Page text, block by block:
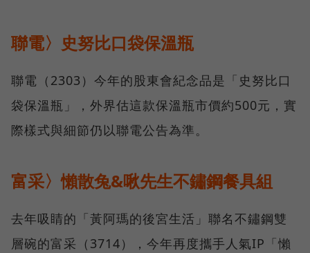
聯電〉史努比口袋保溫瓶
聯電（2303）今年的股東會紀念品是「史努比口
袋保溫瓶」，外界估這款保溫瓶市價約500元，實
際樣式與細節仍以聯電公告為準。
富采〉懶散兔&啾先生不鏽鋼餐具組
去年吸睛的「黃阿瑪的後宮生活」聯名不鏽鋼雙
層碗的富采（3714），今年再度攜手人氣IP「懶